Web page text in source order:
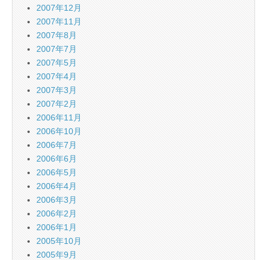
2007年12月
2007年11月
2007年8月
2007年7月
2007年5月
2007年4月
2007年3月
2007年2月
2006年11月
2006年10月
2006年7月
2006年6月
2006年5月
2006年4月
2006年3月
2006年2月
2006年1月
2005年10月
2005年9月